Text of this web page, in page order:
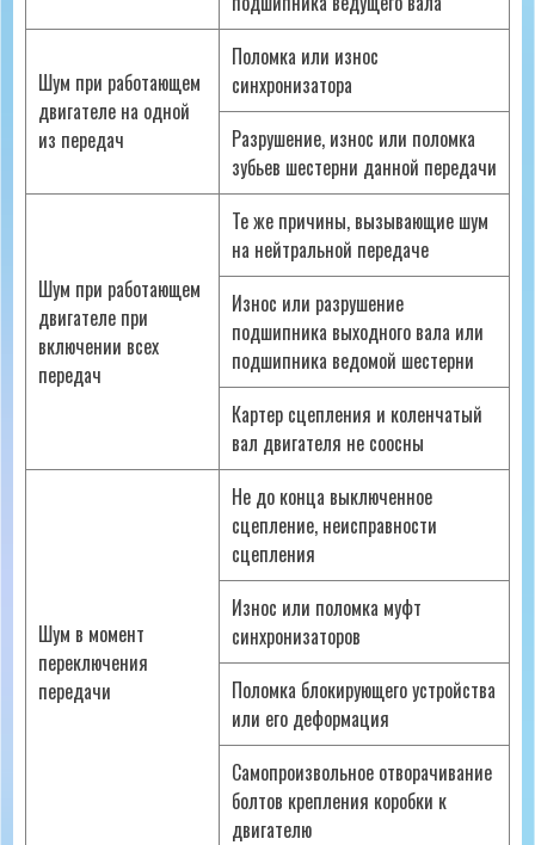
Шум при работающем
двигателе на одной
из передач
Поломка или износ
синхронизатора
Разрушение, износ или поломка
зубьев шестерни данной передачи
Шум при работающем
двигателе при
включении всех
передач
Те же причины, вызывающие шум
на нейтральной передаче
Износ или разрушение
подшипника выходного вала или
подшипника ведомой шестерни
Картер сцепления и коленчатый
вал двигателя не соосны
Шум в момент
переключения
передачи
Не до конца выключенное
сцепление, неисправности
сцепления
Износ или поломка муфт
синхронизаторов
Поломка блокирующего устройства
или его деформация
Самопроизвольное отворачивание
болтов крепления коробки к
двигателю